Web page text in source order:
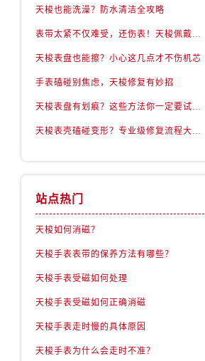
天梭也能洗澡？防水清洁全攻略
表带太紧不仅难受，还伤表！天梭佩戴优化技巧
天梭表盘也能擦？小心这几点才不伤机芯
手表磕碰别焦虑，天梭修复有妙招
天梭表盘有划痕？这些方法你一定要试试！
天梭表壳磕碰变形？专业级修复流程大公开
站点热门
天梭如何消磁？
天梭手表表带的保养方法有哪些？
天梭手表受磁如何处理
天梭手表受磁如何正确消磁
天梭手表走时慢的具体原因
天梭手表为什么会走时不准？